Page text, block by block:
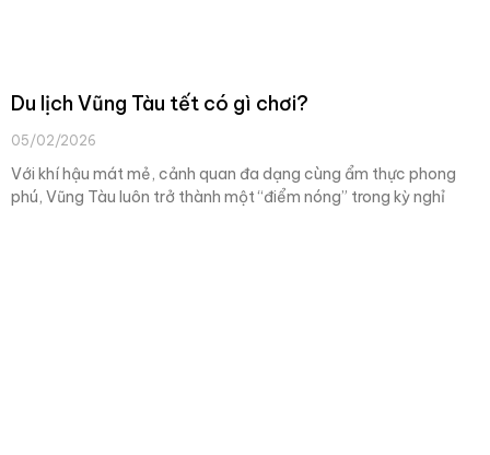
Du lịch Vũng Tàu tết có gì chơi?
05/02/2026
Với khí hậu mát mẻ, cảnh quan đa dạng cùng ẩm thực phong
phú, Vũng Tàu luôn trở thành một “điểm nóng” trong kỳ nghỉ